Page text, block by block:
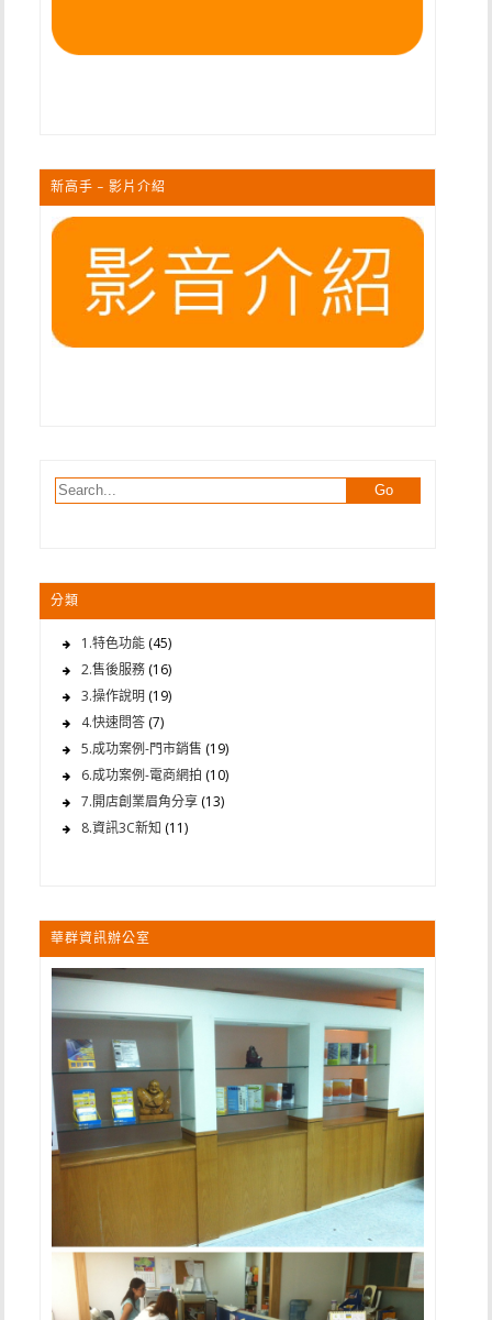
新高手 – 影片介紹
分類
1.特色功能(45)
2.售後服務(16)
3.操作說明(19)
4.快速問答(7)
5.成功案例-門市銷售 (19)
6.成功案例-電商網拍 (10)
7.開店創業眉角分享(13)
8.資訊3C新知 (11)
華群資訊辦公室